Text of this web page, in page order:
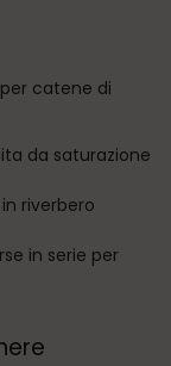
catene di
da saturazione
riverbero
in serie per